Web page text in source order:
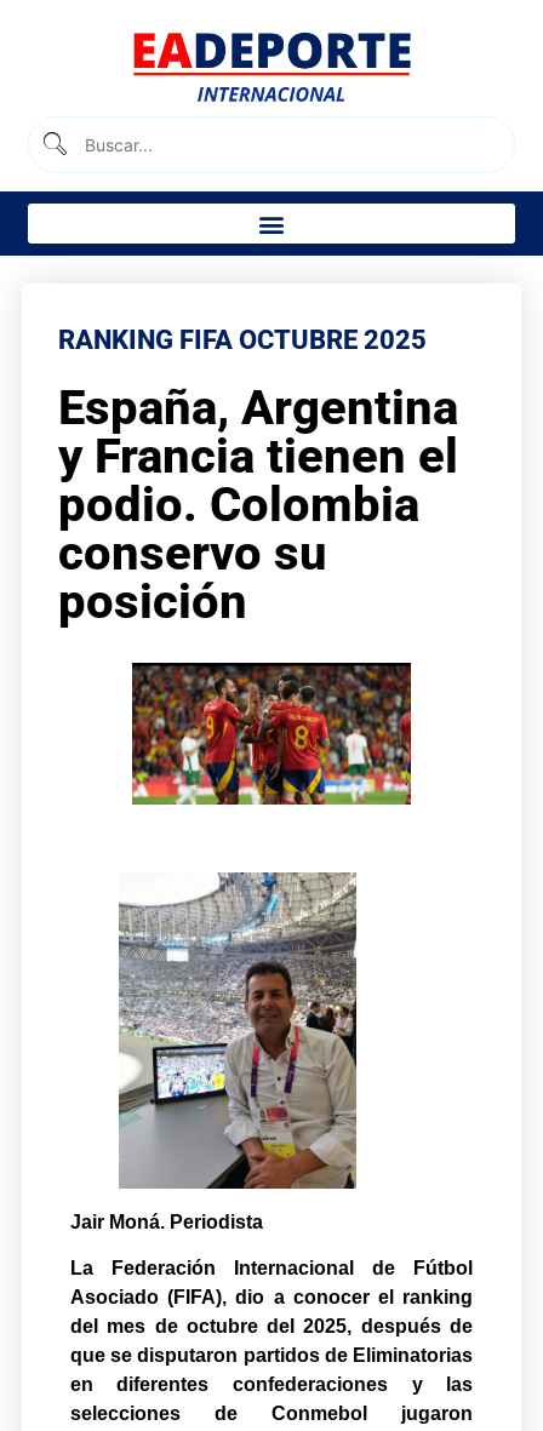
RANKING FIFA OCTUBRE 2025
España, Argentina
y Francia tienen el
podio. Colombia
conservo su
posición
Jair Moná. Periodista
La Federación Internacional de Fútbol
Asociado (FIFA), dio a conocer el ranking
del mes de octubre del 2025, después de
que se disputaron partidos de Eliminatorias
en diferentes confederaciones y las
selecciones de Conmebol jugaron